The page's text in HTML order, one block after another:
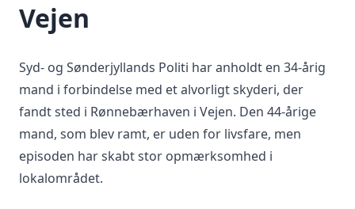
Vejen
Syd- og Sønderjyllands Politi har anholdt en 34-årig
mand i forbindelse med et alvorligt skyderi, der
fandt sted i Rønnebærhaven i Vejen. Den 44-årige
mand, som blev ramt, er uden for livsfare, men
episoden har skabt stor opmærksomhed i
lokalområdet.